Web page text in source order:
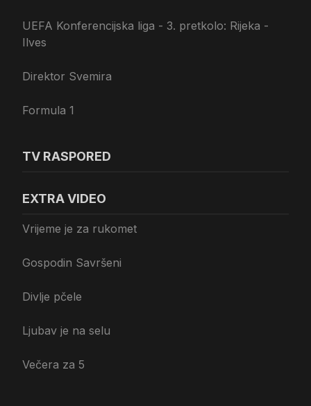
UEFA Konferencijska liga - 3. pretkolo: Rijeka -
Ilves
Direktor Svemira
Formula 1
TV RASPORED
EXTRA VIDEO
Vrijeme je za rukomet
Gospodin Savršeni
Divlje pčele
Ljubav je na selu
Večera za 5